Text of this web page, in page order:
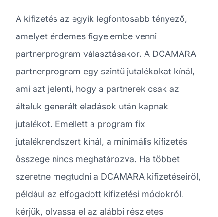
A kifizetés az egyik legfontosabb tényező,
amelyet érdemes figyelembe venni
partnerprogram választásakor. A DCAMARA
partnerprogram egy szintű jutalékokat kínál,
ami azt jelenti, hogy a partnerek csak az
általuk generált eladások után kapnak
jutalékot. Emellett a program fix
jutalékrendszert kínál, a minimális kifizetés
összege nincs meghatározva. Ha többet
szeretne megtudni a DCAMARA kifizetéseiről,
például az elfogadott kifizetési módokról,
kérjük, olvassa el az alábbi részletes